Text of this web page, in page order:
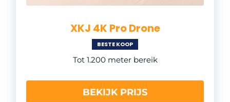
XKJ 4K Pro Drone
BESTE KOOP
Tot 1.200 meter bereik
BEKIJK PRIJS